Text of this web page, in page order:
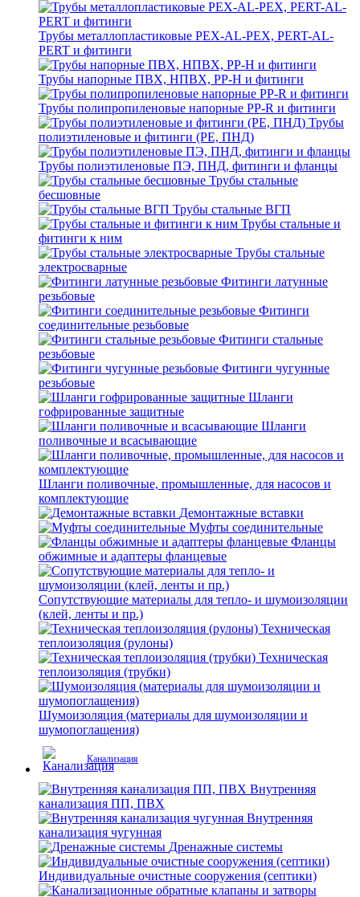
Трубы металлопластиковые PEX-AL-PEX, PERT-AL-
PERT и фитинги
Трубы напорные ПВХ, НПВХ, PP-H и фитинги
Трубы полипропиленовые напорные PP-R и фитинги
Трубы
полиэтиленовые и фитинги (PE, ПНД)
Трубы полиэтиленовые ПЭ, ПНД, фитинги и фланцы
Трубы стальные
бесшовные
Трубы стальные ВГП
Трубы стальные и
фитинги к ним
Трубы стальные
электросварные
Фитинги латунные
резьбовые
Фитинги
соединительные резьбовые
Фитинги стальные
резьбовые
Фитинги чугунные
резьбовые
Шланги
гофрированные защитные
Шланги
поливочные и всасывающие
Шланги поливочные, промышленные, для насосов и
комплектующие
Демонтажные вставки
Муфты соединительные
Фланцы
обжимные и адаптеры фланцевые
Сопутствующие материалы для тепло- и шумоизоляции
(клей, ленты и пр.)
Техническая
теплоизоляция (рулоны)
Техническая
теплоизоляция (трубки)
Шумоизоляция (материалы для шумоизоляции и
шумопоглащения)
Канализация
Внутренняя
канализация ПП, ПВХ
Внутренняя
канализация чугунная
Дренажные системы
Индивидуальные очистные сооружения (септики)